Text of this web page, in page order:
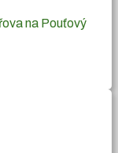
na Pouťový